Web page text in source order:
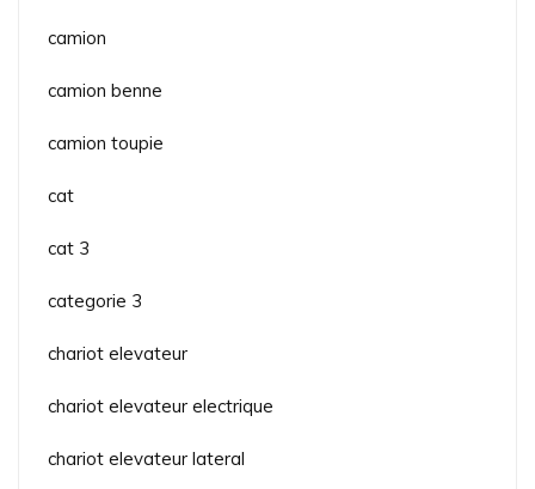
camion
camion benne
camion toupie
cat
cat 3
categorie 3
chariot elevateur
chariot elevateur electrique
chariot elevateur lateral